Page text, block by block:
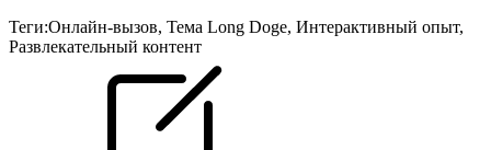
Теги:Онлайн-вызов, Тема Long Doge, Интерактивный опыт,
Развлекательный контент